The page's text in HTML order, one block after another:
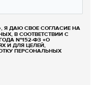
Я ДАЮ СВОЕ СОГЛАСИЕ НА
В СООТВЕТСТВИИ С
№152-ФЗ «О
И ДЛЯ ЦЕЛЕЙ,
ПЕРСОНАЛЬНЫХ